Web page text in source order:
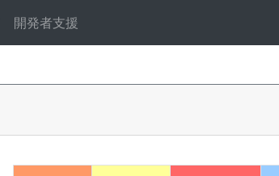
開発者支援